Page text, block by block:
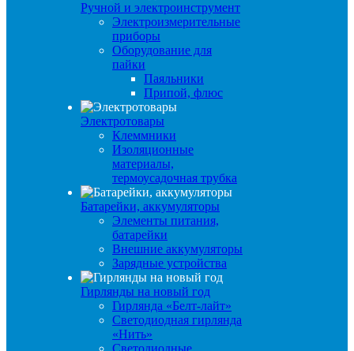
Ручной и электроинструмент
Электроизмерительные
приборы
Оборудование для
пайки
Паяльники
Припой, флюс
Электротовары
Клеммники
Изоляционные
материалы,
термоусадочная трубка
Батарейки, аккумуляторы
Элементы питания,
батарейки
Внешние аккумуляторы
Зарядные устройства
Гирлянды на новый год
Гирлянда «Белт-лайт»
Светодиодная гирлянда
«Нить»
Светодиодные